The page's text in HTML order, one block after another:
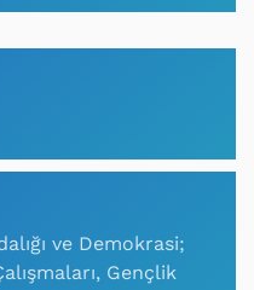
ve Demokrasi;
Gençlik